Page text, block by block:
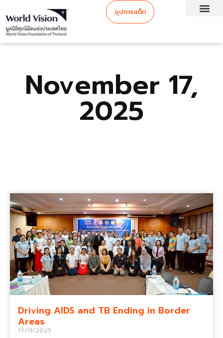
อุปการะเด็ก
November 17,
2025
Driving AIDS and TB Ending in Border
Areas
17/11/2025